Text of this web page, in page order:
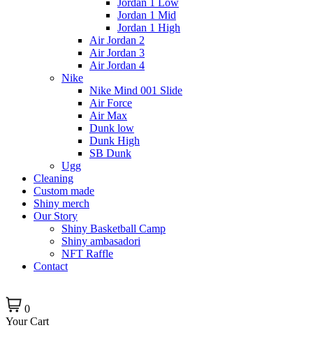
Jordan 1 Low
Jordan 1 Mid
Jordan 1 High
Air Jordan 2
Air Jordan 3
Air Jordan 4
Nike
Nike Mind 001 Slide
Air Force
Air Max
Dunk low
Dunk High
SB Dunk
Ugg
Cleaning
Custom made
Shiny merch
Our Story
Shiny Basketball Camp
Shiny ambasadori
NFT Raffle
Contact
0
Your Cart